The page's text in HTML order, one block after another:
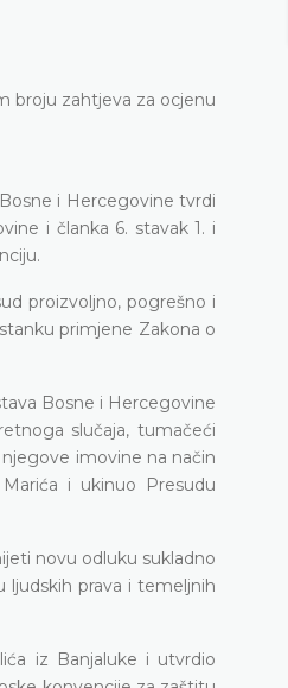
broju zahtjeva za ocjenu
i Hercegovine tvrdi
i članka 6. stavak 1. i
proizvoljno, pogrešno i
primjene Zakona o
Bosne i Hercegovine
slučaja, tumačeći
imovine na način
i ukinuo Presudu
novu odluku sukladno
ljudskih prava i temeljnih
iz Banjaluke i utvrdio